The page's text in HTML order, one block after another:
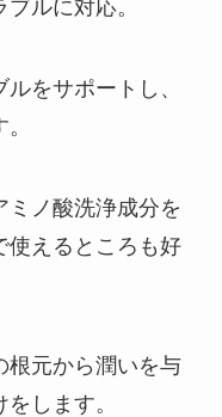
ルに対応。
をサポートし、
ミノ酸洗浄成分を
使えるところも好
根元から潤いを与
します。